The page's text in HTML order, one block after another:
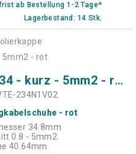
ab Bestellung 1-2 Tage*
Lagerbestand: 14 Stk.
VTE - Isolierkappe 234 - kurz - 5mm2 - rot
234N1V02
- rot
34.8mm
0.8 - 5mm2
40.64mm